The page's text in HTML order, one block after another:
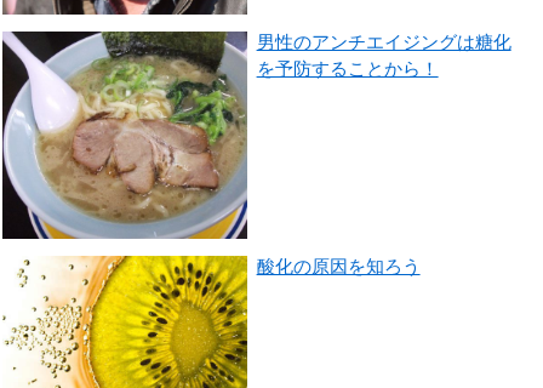
男性のアンチエイジングは糖化
を予防することから！
酸化の原因を知ろう